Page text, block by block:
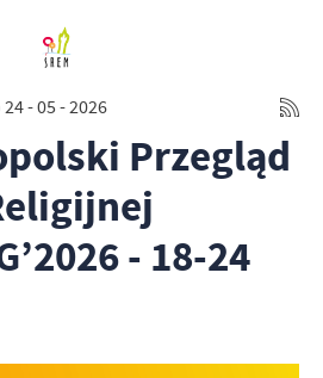
- 05 - 2026
Przegląd
- 18-24